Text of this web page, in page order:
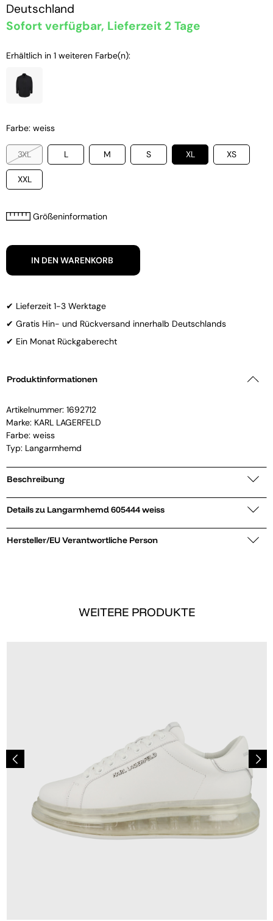
Deutschland
Sofort verfügbar, Lieferzeit 2 Tage
Erhältlich in 1 weiteren Farbe(n):
Farbe: weiss
3XL L M S XL XS
XXL
Größeninformation
IN DEN WARENKORB
✔ Lieferzeit 1-3 Werktage
✔ Gratis Hin- und Rückversand innerhalb Deutschlands
✔ Ein Monat Rückgaberecht
Produktinformationen
Artikelnummer: 1692712
Marke: KARL LAGERFELD
Farbe: weiss
Typ: Langarmhemd
Beschreibung
Details zu Langarmhemd 605444 weiss
Hersteller/EU Verantwortliche Person
WEITERE PRODUKTE